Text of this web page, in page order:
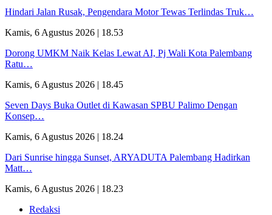
Hindari Jalan Rusak, Pengendara Motor Tewas Terlindas Truk…
Kamis, 6 Agustus 2026 | 18.53
Dorong UMKM Naik Kelas Lewat AI, Pj Wali Kota Palembang
Ratu…
Kamis, 6 Agustus 2026 | 18.45
Seven Days Buka Outlet di Kawasan SPBU Palimo Dengan
Konsep…
Kamis, 6 Agustus 2026 | 18.24
Dari Sunrise hingga Sunset, ARYADUTA Palembang Hadirkan
Matt…
Kamis, 6 Agustus 2026 | 18.23
Redaksi